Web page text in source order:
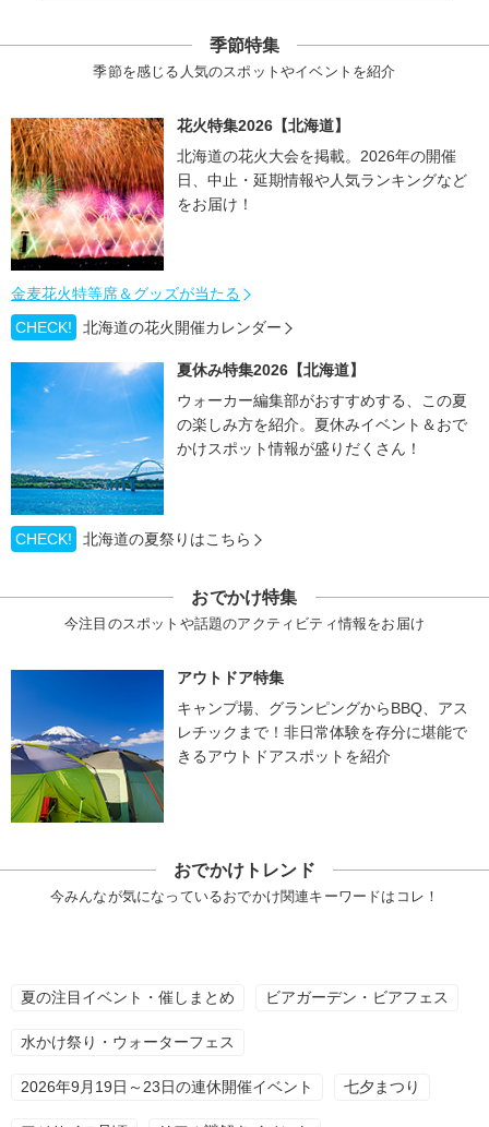
季節特集
季節を感じる人気のスポットやイベントを紹介
花火特集2026【北海道】
北海道の花火大会を掲載。2026年の開催
日、中止・延期情報や人気ランキングなど
をお届け！
金麦花火特等席＆グッズが当たる
CHECK!
北海道の花火開催カレンダー
夏休み特集2026【北海道】
ウォーカー編集部がおすすめする、この夏
の楽しみ方を紹介。夏休みイベント＆おで
かけスポット情報が盛りだくさん！
CHECK! 北海道の夏祭りはこちら
おでかけ特集
今注目のスポットや話題のアクティビティ情報をお届け
アウトドア特集
キャンプ場、グランピングからBBQ、アス
レチックまで！非日常体験を存分に堪能で
きるアウトドアスポットを紹介
おでかけトレンド
今みんなが気になっているおでかけ関連キーワードはコレ！
夏の注目イベント・催しまとめ ビアガーデン・ビアフェス
水かけ祭り・ウォーターフェス
2026年9月19日～23日の連休開催イベント 七夕まつり